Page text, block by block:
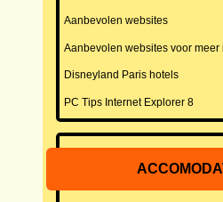
Aanbevolen websites
Aanbevolen websites voor meer
Disneyland Paris hotels
PC Tips Internet Explorer 8